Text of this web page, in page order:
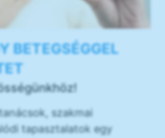
BETEGSÉGGEL
szakmai
tapasztalatok egy